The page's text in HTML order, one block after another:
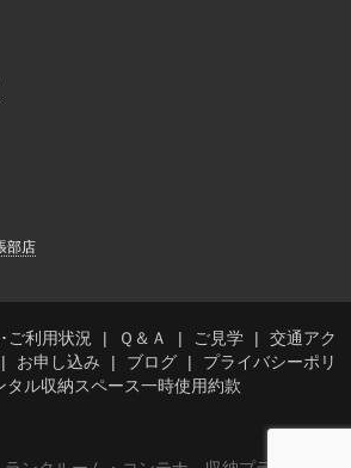
部店
ご利用状況 Ｑ＆Ａ ご見学
交通アク
お申し込み ブログ
プライバシーポリ
タル収納スペース一時使用約款